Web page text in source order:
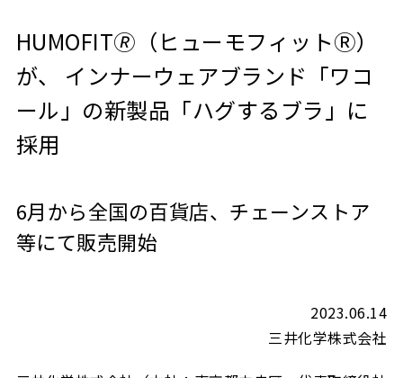
HUMOFIT🄬（ヒューモフィットⓇ）
が、 インナーウェアブランド「ワコ
ール」の新製品「ハグするブラ」に
採用
6月から全国の百貨店、チェーンストア
等にて販売開始
2023.06.14
三井化学株式会社